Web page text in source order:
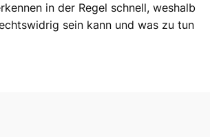
in der Regel schnell, weshalb
sein kann und was zu tun